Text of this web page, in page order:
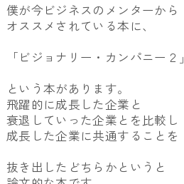
僕が今ビジネスのメンターから
オススメされている本に、
「ビジョナリー・カンパニー２」
という本があります。
飛躍的に成長した企業と
衰退していった企業とを比較し
成長した企業に共通することを
抜き出したどちらかというと